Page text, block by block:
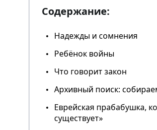
Содержание:
Надежды и сомнения
Ребёнок войны
Что говорит закон
Архивный поиск:
Еврейская прабабушка,
существует»